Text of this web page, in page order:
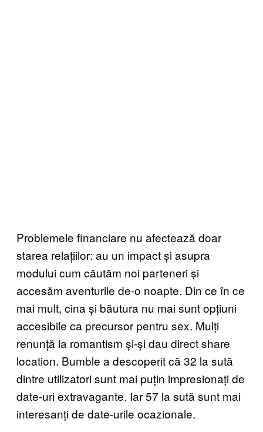
Problemele financiare nu afectează doar
starea relațiilor: au un impact și asupra
modului cum căutăm noi parteneri și
accesăm aventurile de-o noapte. Din ce în ce
mai mult, cina și băutura nu mai sunt opțiuni
accesibile ca precursor pentru sex. Mulți
renunță la romantism și-și dau direct share
location. Bumble a descoperit că 32 la sută
dintre utilizatori sunt mai puțin impresionați de
date-uri extravagante. Iar 57 la sută sunt mai
interesanți de date-urile ocazionale.